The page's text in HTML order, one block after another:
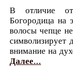
В отличие от
Богородица на
волосы чепце
символизирует
внимание на
Далее...